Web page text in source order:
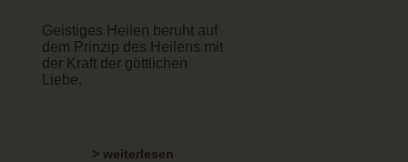
Geistiges Heilen beruht auf
dem Prinzip des Heilens mit
der Kraft der göttlichen
Liebe.
> weiterlesen